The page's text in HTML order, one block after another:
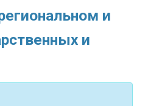
и
и